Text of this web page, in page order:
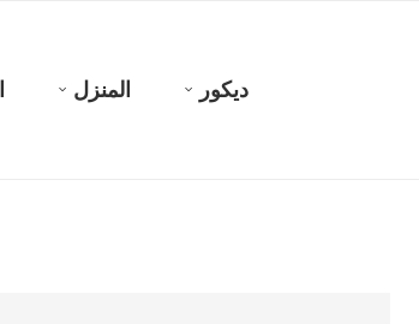
ديكور المنزل